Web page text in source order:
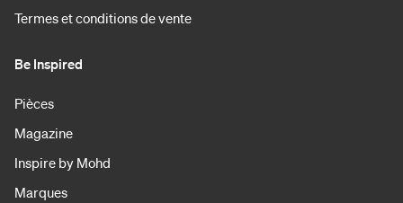
Termes et conditions de vente
Be Inspired
Pièces
Magazine
Inspire by Mohd
Marques